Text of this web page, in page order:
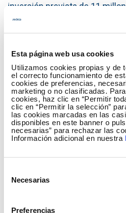
Esta página web usa cookies
Utilizamos cookies propias y de
el correcto funcionamiento de
cookies de preferencias,
marketing o no clasificadas.
cookies, haz clic en “Permitir
clic en “Permitir la selección”
las cookies marcadas en las
disponibles en este banner o
necesarias” para rechazar las
Información adicional en nuestra
Necesarias
Preferencias
inversión prevista de 11
proyecto está incluido en la
infraestructuras eléctricas
compañía en la provincia.
Mejoras medioambientales
Muniesa
Dentro de su política de
ha acordado colaborar con el
Muniesa en un proyecto de
adecuar la fuente conocida
entorno, un espacio muy
en el límite con la de Zaragoza